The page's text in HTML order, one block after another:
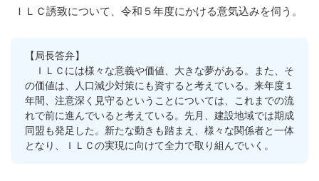
ＩＬＣ誘致について、令和５年度にかける意気込みを伺う。
【局長答弁】
ＩＬＣには様々な意義や価値、大きな夢がある。また、そ
の価値は、人口減少対策にも資すると考えている。来年度１
年間、注意深く見守るということについては、これまでの流
れで前に進んでいると考えている。先月、建設地域では期成
同盟も発足した。新たな動きも踏まえ、様々な関係者と一体
となり、ＩＬＣの実現に向けて全力で取り組んでいく。